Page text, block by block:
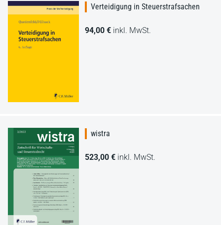
Verteidigung in Steuerstrafsachen
94,00 € inkl. MwSt.
wistra
523,00 € inkl. MwSt.